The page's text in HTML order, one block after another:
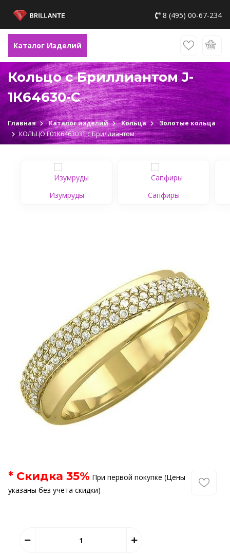
8 (495) 00-67-234
Каталог Изделий
Кольцо с Бриллиантом J-
1К64630-C
Главная Каталог изделий Кольца
Золотые кольца
КОЛЬЦО Е01К646303Т c Бриллиантом
Изумруды Сапфиры
* Скидка 35% При первой покупке (Цены
указаны без учета скидки)